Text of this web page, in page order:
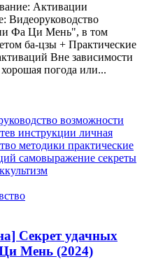
Активации
Видеоруководство
Фа Ци Мень", в том
ба-цзы + Практические
Вне зависимости
погода или...
возможности
инструкции личная
методики практические
самовыражение секреты
Секрет удачных
Мень (2024)